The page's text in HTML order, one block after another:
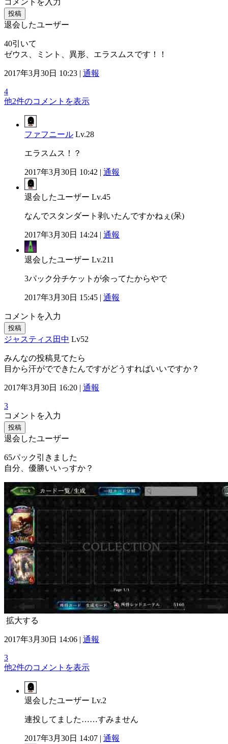
投稿
退会したユーザー
40引いて
ゼウス、ミント、異形、エラスムスです！！
2017年3月30日 10:23 | 通報
4
他2件のコメントを表示
ファフニール Lv.28
エラスムス！？
2017年3月30日 10:42 | 通報
退会したユーザー Lv.45
なんでスタンダート剥いたんですかねぇ(呆)
2017年3月30日 14:24 | 通報
退会したユーザー Lv.211
3パック分チケットが余ってたからやで
2017年3月30日 15:45 | 通報
コメントを入力
投稿
ジャスティス田中 Lv52
みんなの投稿見てたら
目から汗がでできたんですがどうすればいいですか？
2017年3月30日 16:20 | 通報
3
コメントを入力
投稿
退会したユーザー
65パック引きました
自分、優勝いいっすか？
拡大する
2017年3月30日 14:06 | 通報
3
他2件のコメントを表示
退会したユーザー Lv.2
連投してました……すみません
2017年3月30日 14:07 | 通報